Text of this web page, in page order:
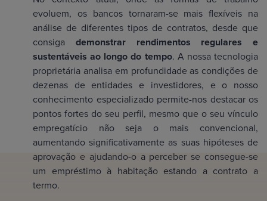
evoluem, os bancos tornaram-se mais flexíveis na
análise de diferentes tipos de contratos, desde que
consiga demonstrar rendimentos regulares e
sustentáveis ao longo do tempo. A nossa tecnologia
proprietária analisa em profundidade as condições de
dezenas de entidades e investidores, e o nosso
conhecimento especializado permite-nos destacar os
pontos fortes do seu perfil, mesmo que o seu vínculo
empregatício não seja o mais convencional,
aumentando significativamente as suas hipóteses de
aprovação e ajudando-o a perceber se consegue-se
um empréstimo à habitação estando a contrato a
termo.